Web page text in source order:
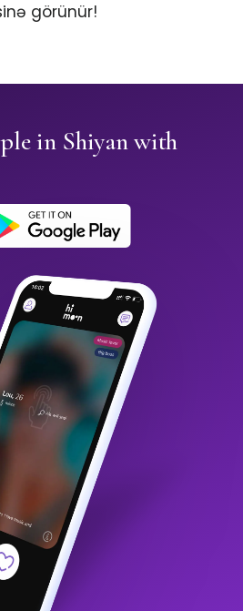
görünür!
in Shiyan with